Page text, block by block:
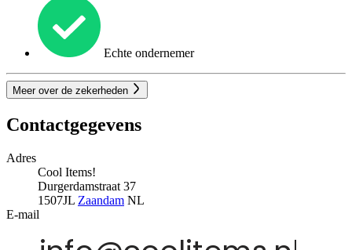
Echte ondernemer
Meer over de zekerheden
Contactgegevens
Adres
Cool Items!
Durgerdamstraat 37
1507JL Zaandam NL
E-mail